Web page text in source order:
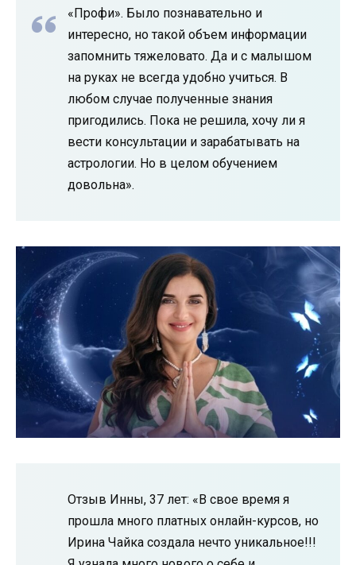
«Профи». Было познавательно и
интересно, но такой объем информации
запомнить тяжеловато. Да и с малышом
на руках не всегда удобно учиться. В
любом случае полученные знания
пригодились. Пока не решила, хочу ли я
вести консультации и зарабатывать на
астрологии. Но в целом обучением
довольна».
Отзыв Инны, 37 лет: «В свое время я
прошла много платных онлайн-курсов, но
Ирина Чайка создала нечто уникальное!!!